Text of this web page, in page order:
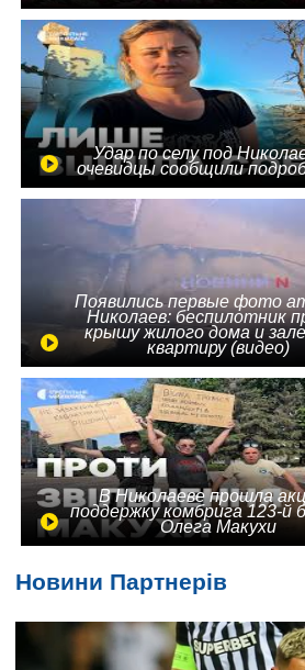
Удар по селу под
очевидцы сообщили
Появились первые фото
Николаев: беспилотник
крышу жилого дома и
квартиру (видео)
В Николаеве прошла
поддержку комбрига 123-й
Олега Макухи